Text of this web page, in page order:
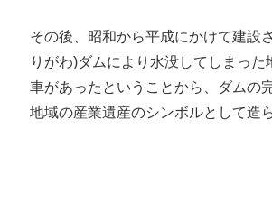
その後、昭和から平成にかけて建設
りがわ)ダムにより水没してしまった
車があったということから、ダムの
地域の産業遺産のシンボルとして造